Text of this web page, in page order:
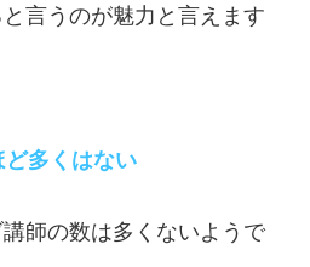
言うのが魅力と言えます
多くはない
師の数は多くないようで